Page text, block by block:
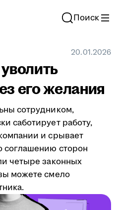
Поиск
20.01.2026
его желания
сотрудником,
саботирует работу,
и срывает
соглашению сторон
четыре законных
можете смело